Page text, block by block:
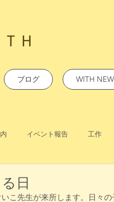
Ｈ
ブログ WITH
イベント報告 工作
日
こ先生が来所します。日々